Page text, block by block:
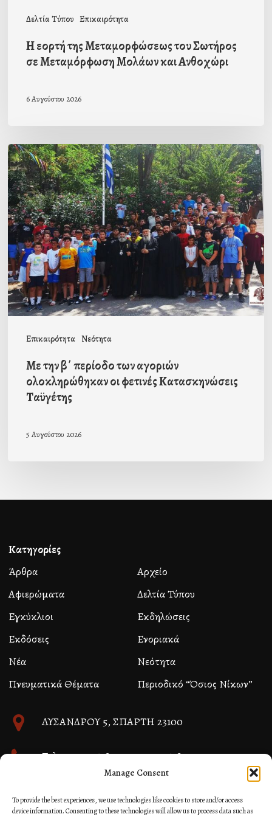
Manage Consent
To provide the best experiences, we use technologies like cookies to store and/or access
device information. Consenting to these technologies will allow us to process data such as
Δελτία Τύπου Επικαιρότητα
Η εορτή της Μεταμορφώσεως του Σωτήρος
σε Μεταμόρφωση Μολάων και Ανθοχώρι
6 Αυγούστου 2026
Επικαιρότητα Νεότητα
Με
την
β΄
περίοδο
των
αγοριών
ολοκληρώθηκαν
οι
φετινές
Με την β΄ περίοδο των αγοριών
ολοκληρώθηκαν οι φετινές Κατασκηνώσεις
Ταϋγέτης
5 Αυγούστου 2026
Κατηγορίες
Άρθρα
Αρχείο
Αφιερώματα
Δελτία Τύπου
Εγκύκλιοι
Εκδηλώσεις
Εκδόσεις
Ενοριακά
Νέα
Νεότητα
Πνευματικά Θέματα
Περιοδικό “Όσιος Νίκων”
ΛΥΣΑΝΔΡΟΥ 5, ΣΠΑΡΤΗ 23100
Τηλ. 27310 26580 και 27310 26581